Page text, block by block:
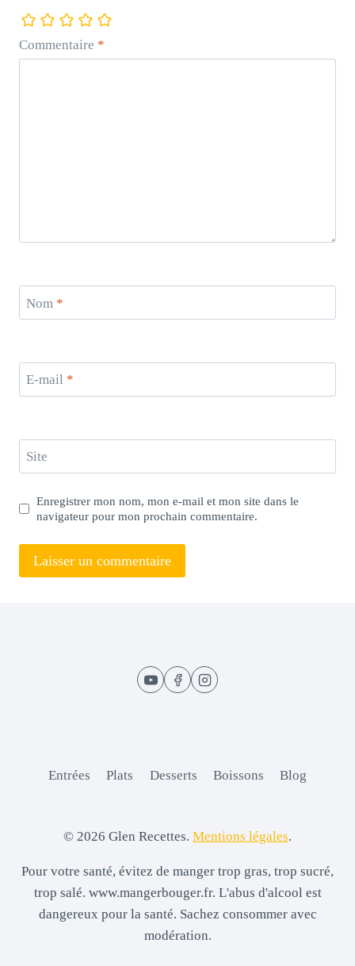
Commentaire *
Nom *
E-mail *
Site
Enregistrer mon nom, mon e-mail et mon site dans le
navigateur pour mon prochain commentaire.
Entrées Plats Desserts Boissons Blog
© 2026 Glen Recettes. Mentions légales.
Pour votre santé, évitez de manger trop gras, trop sucré,
trop salé. www.mangerbouger.fr. L'abus d'alcool est
dangereux pour la santé. Sachez consommer avec
modération.